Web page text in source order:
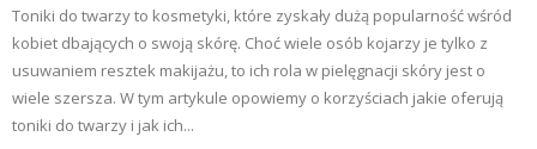
Toniki do twarzy to kosmetyki, które zyskały dużą popularność wśród
kobiet dbających o swoją skórę. Choć wiele osób kojarzy je tylko z
usuwaniem resztek makijażu, to ich rola w pielęgnacji skóry jest o
wiele szersza. W tym artykule opowiemy o korzyściach jakie oferują
toniki do twarzy i jak ich...